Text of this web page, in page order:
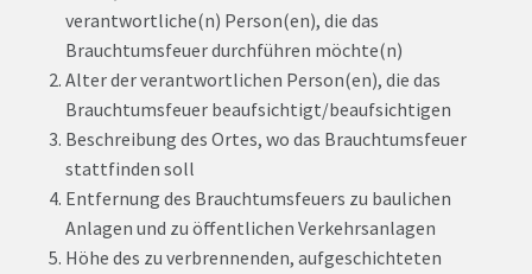
verantwortliche(n) Person(en), die das
Brauchtumsfeuer durchführen möchte(n)
Alter der verantwortlichen Person(en), die das
Brauchtumsfeuer beaufsichtigt/beaufsichtigen
Beschreibung des Ortes, wo das Brauchtumsfeuer
stattfinden soll
Entfernung des Brauchtumsfeuers zu baulichen
Anlagen und zu öffentlichen Verkehrsanlagen
Höhe des zu verbrennenden, aufgeschichteten